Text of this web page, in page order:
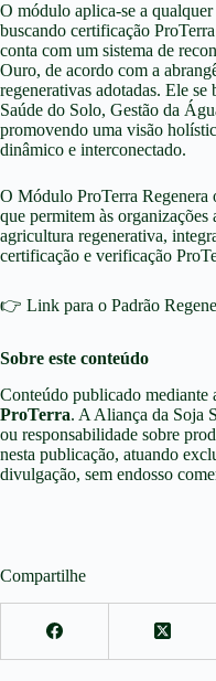
O módulo aplica-se a
buscando certificação
conta com um sistema de
Ouro, de acordo com a
regenerativas adotadas. Ele
Saúde do Solo, Gestão da
promovendo uma visão
dinâmico e interconectado.
O Módulo ProTerra Regenera
que permitem às organizações
agricultura regenerativa,
certificação e verificação
👉 Link para o Padrão
Sobre este conteúdo
Conteúdo publicado mediante
ProTerra. A Aliança da Soja
ou responsabilidade sobre
nesta publicação, atuando
divulgação, sem endosso
Compartilhe